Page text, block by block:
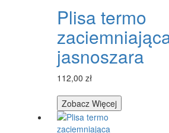
Plisa termo
jasnoszara
112,00 zł
Zobacz Więcej